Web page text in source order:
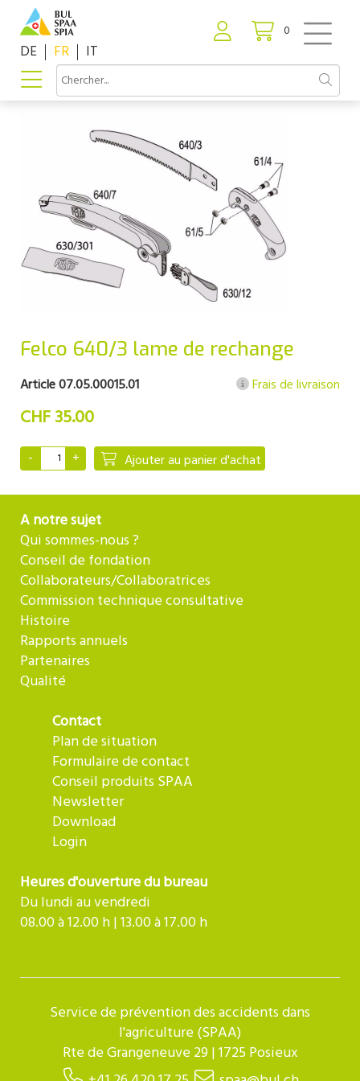
0
DE FR IT
Felco 640/3 lame de rechange
Article 07.05.00015.01 Frais de livraison
CHF 35.00
Ajouter au panier d'achat
A notre sujet
Qui sommes-nous ?
Conseil de fondation
Collaborateurs/Collaboratrices
Commission technique consultative
Histoire
Rapports annuels
Partenaires
Qualité
Contact
Plan de situation
Formulaire de contact
Conseil produits SPAA
Newsletter
Download
Login
Heures d'ouverture du bureau
Du lundi au vendredi
08.00 à 12.00 h | 13.00 à 17.00 h
Service de prévention des accidents dans
l'agriculture (SPAA)
Rte de Grangeneuve 29 | 1725 Posieux